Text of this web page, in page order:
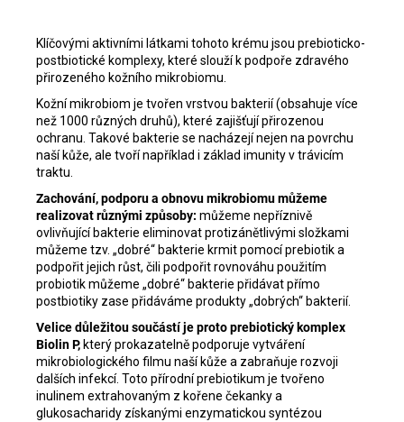
Klíčovými aktivními látkami tohoto krému jsou prebioticko-
postbiotické komplexy, které slouží k podpoře zdravého
přirozeného kožního mikrobiomu.
Kožní mikrobiom je tvořen vrstvou bakterií (obsahuje více
než 1000 různých druhů), které zajišťují přirozenou
ochranu. Takové bakterie se nacházejí nejen na povrchu
naší kůže, ale tvoří například i základ imunity v trávicím
traktu.
Zachování, podporu a obnovu mikrobiomu můžeme
realizovat různými způsoby: můžeme nepříznivě
ovlivňující bakterie eliminovat protizánětlivými složkami
můžeme tzv. „dobré“ bakterie krmit pomocí prebiotik a
podpořit jejich růst, čili podpořit rovnováhu použitím
probiotik můžeme „dobré“ bakterie přidávat přímo
postbiotiky zase přidáváme produkty „dobrých“ bakterií.
Velice důležitou součástí je proto prebiotický komplex
Biolin P, který prokazatelně podporuje vytváření
mikrobiologického filmu naší kůže a zabraňuje rozvoji
dalších infekcí. Toto přírodní prebiotikum je tvořeno
inulinem extrahovaným z kořene čekanky a
glukosacharidy získanými enzymatickou syntézou